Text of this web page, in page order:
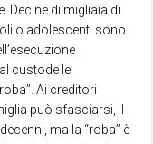
Decine di migliaia di
o adolescenti sono
custode le
Ai creditori
può sfasciarsi, il
ma la “roba” è